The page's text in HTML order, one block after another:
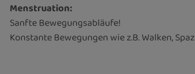
Menstruation:
Sanfte Bewegungsabläufe!
Konstante Bewegungen wie z.B. Walken,